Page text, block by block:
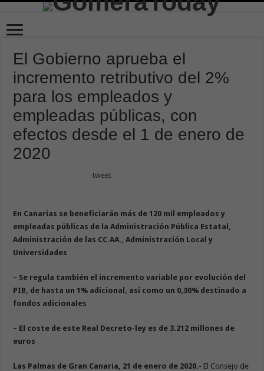
El Gobierno aprueba el
incremento retributivo del 2%
para los empleados y
empleadas públicas, con
efectos desde el 1 de enero de
2020
tweet
En Canarias se beneficiarán más de 120 mil empleados y
empleadas públicas de la Administración Pública Estatal,
Administración de las CC.AA., Administración Local y
Universidades
– Se regula también el incremento variable por evolución del
PIB, de hasta un 1% adicional, así como un 0,30% destinado a
fondos adicionales
– El coste de este Real Decreto-ley es de 3.212 millones de
euros
Las Palmas de Gran Canaria, 21 de enero de 2020.- El Consejo de